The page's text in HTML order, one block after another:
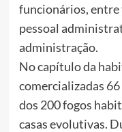
funcionários, entre
pessoal
administração.
No capítulo da
comercializadas
dos 200 fogos
casas evolutivas.